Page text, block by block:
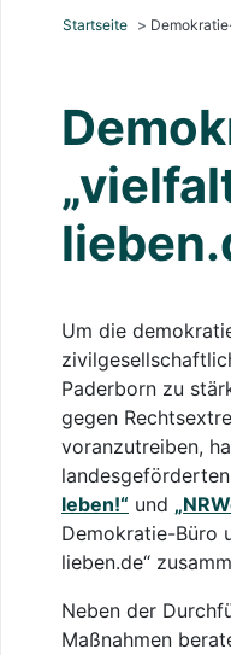
Startseite
Um die
Paderborn zu
gegen
voranzutreiben,
leben!“ und
Demokratie-Büro
lieben.de“
Neben der
Maßnahmen